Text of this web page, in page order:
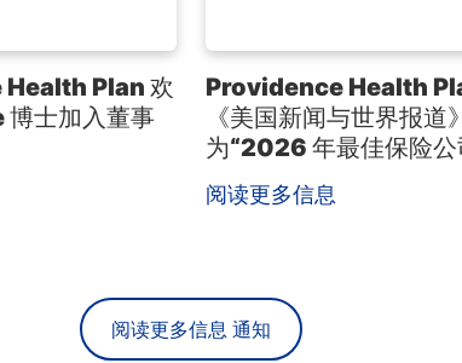
Plan 欢
博士加入董事
Providence Health
《美国新闻与世界报道
为“2026 年最佳保险公
阅读更多信息
阅读更多信息 通知